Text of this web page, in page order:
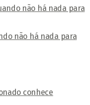
não há nada para
conhece